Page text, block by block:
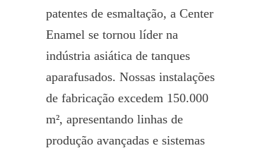
patentes de esmaltação, a Center
Enamel se tornou líder na
indústria asiática de tanques
aparafusados. Nossas instalações
de fabricação excedem 150.000
m², apresentando linhas de
produção avançadas e sistemas